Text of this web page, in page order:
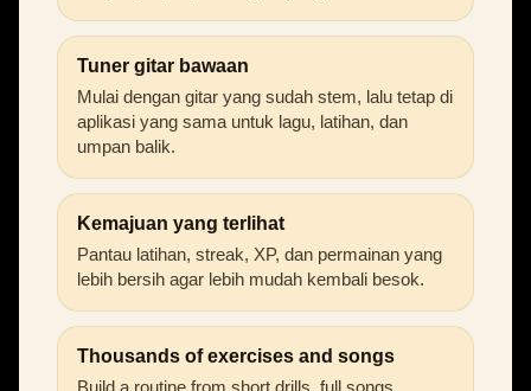
Tuner gitar bawaan
Mulai dengan gitar yang sudah stem, lalu tetap di
aplikasi yang sama untuk lagu, latihan, dan
umpan balik.
Kemajuan yang terlihat
Pantau latihan, streak, XP, dan permainan yang
lebih bersih agar lebih mudah kembali besok.
Thousands of exercises and songs
Build a routine from short drills, full songs,